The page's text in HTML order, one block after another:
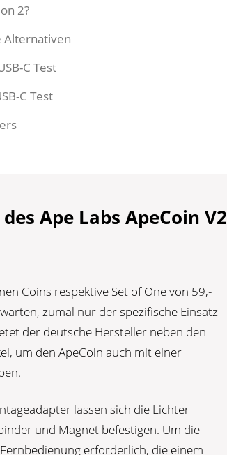
2?
Alternativen
C Test
C Test
Ape Labs ApeCoin V2
Coins respektive Set of One von 59,-
zumal nur der spezifische Einsatz
der deutsche Hersteller neben den
um den ApeCoin auch mit einer
lassen sich die Lichter
und Magnet befestigen. Um die
erforderlich, die einem